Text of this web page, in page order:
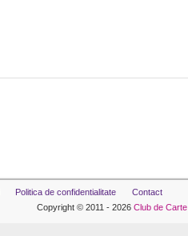
Politica de confidentialitate
Contact
Copyright © 2011 - 2026 Club de Carte